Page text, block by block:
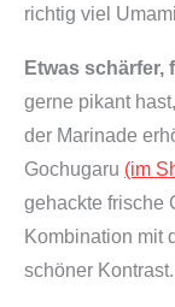
richtig viel
Etwas schärfer,
gerne pikant
der Marinade
Gochugaru (im
gehackte frische
Kombination mit
schöner Kontrast.